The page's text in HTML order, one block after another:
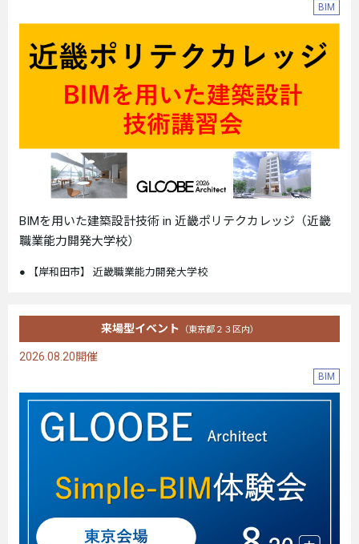
BIM
BIMを用いた建築設計技術 in 近畿ポリテクカレッジ（近畿
職業能力開発大学校）
【岸和田市】 近畿職業能力開発大学校
来場型イベント （東京都２３区内）
2026.08.20開催
BIM